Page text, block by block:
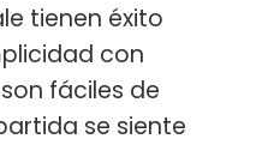
tienen éxito
con
fáciles de
se siente